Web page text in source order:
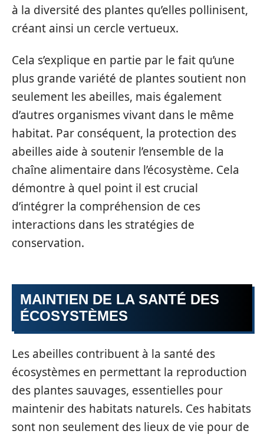
à la diversité des plantes qu’elles pollinisent,
créant ainsi un cercle vertueux.
Cela s’explique en partie par le fait qu’une
plus grande variété de plantes soutient non
seulement les abeilles, mais également
d’autres organismes vivant dans le même
habitat. Par conséquent, la protection des
abeilles aide à soutenir l’ensemble de la
chaîne alimentaire dans l’écosystème. Cela
démontre à quel point il est crucial
d’intégrer la compréhension de ces
interactions dans les stratégies de
conservation.
MAINTIEN DE LA SANTÉ DES
ÉCOSYSTÈMES
Les abeilles contribuent à la santé des
écosystèmes en permettant la reproduction
des plantes sauvages, essentielles pour
maintenir des habitats naturels. Ces habitats
sont non seulement des lieux de vie pour de